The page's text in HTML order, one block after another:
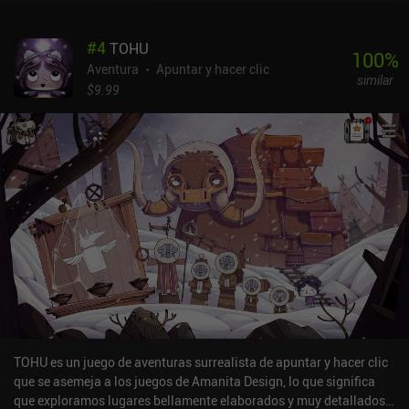
nosotros, los jugadores, es lo que hace que el juego sea
entretenido. También podemos pedir pistas al narrador, que nos
las dará encantado, con su habitual tono burlón. Gracias a su
experiencia sea sencilla y agradable. Ghost In The Mirror es un
juego premium que cuesta 1,99 $ en Android y 3,99 $ en iOS. El
juego estaba planeado como una colección de historias de
fantasmas independientes, pero de momento solo se ha lanzado la
primera. Esperemos que el autor siga desarrollando este juego:
sería interesante ver qué es lo próximo que se le ocurre.
#4TOHU
Aventura
Apuntar y hacer clic
$9.99
100%
similar
TOHU es un juego de aventuras surrealista de apuntar y hacer clic
que se asemeja a los juegos de Amanita Design, lo que significa
que exploramos lugares bellamente elaborados y muy detallados